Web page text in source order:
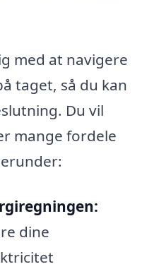
med at navigere
taget, så du kan
Du vil
mange fordele
dine